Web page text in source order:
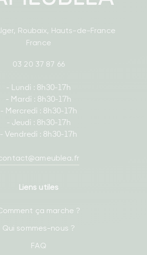
Roubaix, Hauts-de-France
France
03 20 37 87 66
- Lundi : 8h30-17h
- Mardi : 8h30-17h
- Mercredi : 8h30-17h
- Jeudi : 8h30-17h
- Vendredi : 8h30-17h
Liens utiles
ça marche ?
Qui sommes-nous ?
FAQ